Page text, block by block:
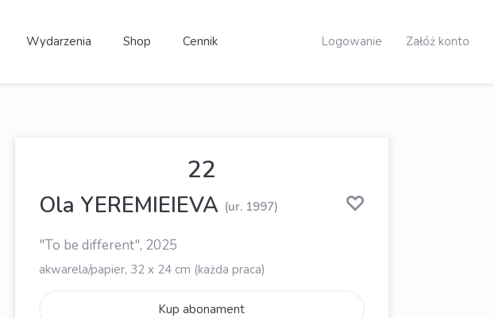
Wydarzenia Shop Cennik Logowanie Załóż konto
22
Ola YEREMIEIEVA (ur. 1997)
"To be different", 2025
akwarela/papier, 32 x 24 cm (każda praca)
Kup abonament